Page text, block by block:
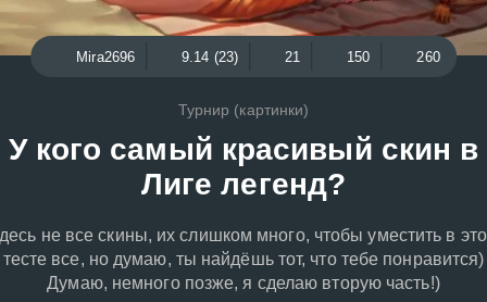
Mira2696 9.14 (23) 21 150 260
Турнир (картинки)
У кого самый красивый скин в
Лиге легенд?
не все скины, их слишком много, чтобы уместить в
тесте все, но думаю, ты найдёшь тот, что тебе понравится)
Думаю, немного позже, я сделаю вторую часть!)